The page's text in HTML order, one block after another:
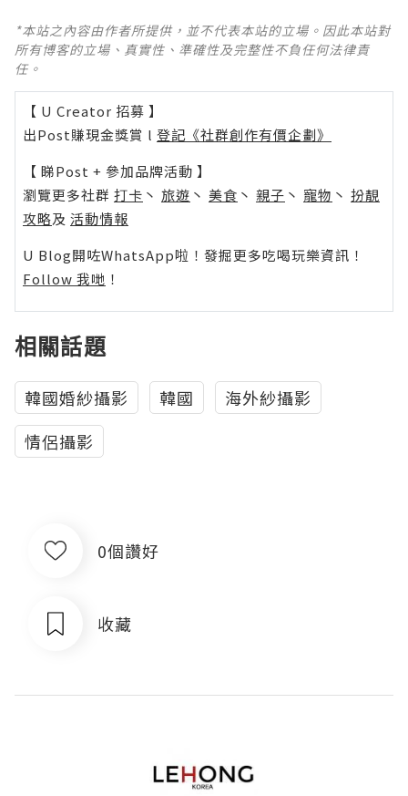
*本站之內容由作者所提供，並不代表本站的立場。因此本站對
所有博客的立場、真實性、準確性及完整性不負任何法律責
任。
【 U Creator 招募 】
出Post賺現金獎賞 l 登記《社群創作有價企劃》
【 睇Post + 參加品牌活動 】
瀏覽更多社群 打卡 丶 旅遊 丶 美食 丶 親子 丶 寵物 丶 扮靚
攻略及 活動情報
U Blog開咗WhatsApp啦！發掘更多吃喝玩樂資訊！
Follow 我哋 ！
相關話題
韓國婚紗攝影 韓國
海外紗攝影
情侶攝影
0個讚好
收藏